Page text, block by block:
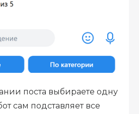
поста выбираете одну
сам подставляет все